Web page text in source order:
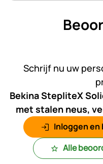
Schrijf nu uw
Bekina StepliteX
met stalen neus,
Inloggen
Alle